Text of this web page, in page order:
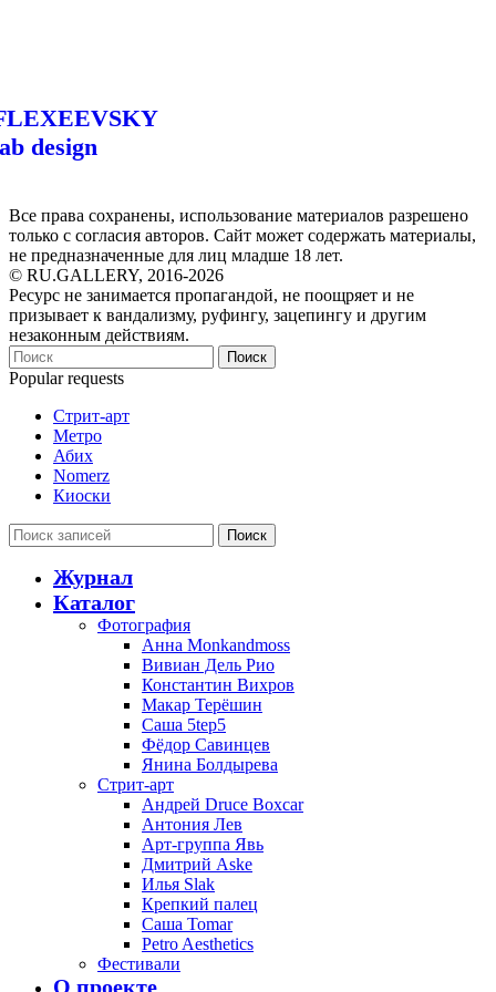
design
Все права сохранены, использование материалов разрешено
только с согласия авторов. Сайт может содержать материалы,
не предназначенные для лиц младше 18 лет.
© RU.GALLERY, 2016-2026
Ресурс не занимается пропагандой, не поощряет и не
призывает к вандализму, руфингу, зацепингу и другим
незаконным действиям.
Поиск
Popular requests
Стрит-арт
Метро
Абих
Nomerz
Киоски
Поиск
Журнал
Каталог
Фотография
Анна Monkandmoss
Вивиан Дель Рио
Константин Вихров
Макар Терёшин
Саша 5tep5
Фёдор Савинцев
Янина Болдырева
Стрит-арт
Андрей Druce Boxcar
Антония Лев
Арт-группа Явь
Дмитрий Aske
Илья Slak
Крепкий палец
Саша Tomar
Petro Aesthetics
Фестивали
О проекте